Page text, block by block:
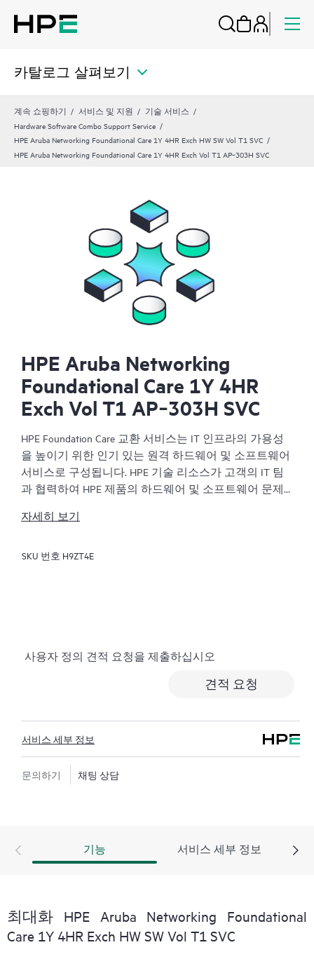
카탈로그 살펴보기
계속 쇼핑하기 서비스 및 지원
기술 서비스
Hardware Software Combo Support Service
HPE Aruba Networking Foundational Care 1Y 4HR Exch HW SW Vol T1 SVC
HPE Aruba Networking Foundational Care 1Y 4HR Exch Vol T1 AP‑303H SVC
HPE Aruba Networking
Foundational Care 1Y 4HR
Exch Vol T1 AP‑303H SVC
HPE Foundation Care 교환 서비스는 IT 인프라의 가용성
을 높이기 위한 인기 있는 원격 하드웨어 및 소프트웨어
서비스로 구성됩니다. HPE 기술 리소스가 고객의 IT 팀
과 협력하여 HPE 제품의 하드웨어 및 소프트웨어 문제
이고 빠른 교환 서비스를 제공합니다. 특히 쉽게 배송할
하드웨어 교환 서비스에서는 지정된 기간 내에 고객이
제공합니다. 교체 제품 또는 부품은 신제품이거나 신제
HPE 네트워킹 제품을 위한 소프트웨어 제품의 경우 원
격 기술 지원과 소프트웨어 업데이트 및 패치에 대한 액
세스를 제공합니다. 고객은 소프트웨어 및 참조 설명서
또한 HPE Foundation Care 교환 서비스에서는 관련 제품
및 지원 정보에 대한 온라인 액세스도 제공하므로, 고객
자세히 보기
SKU 번호 H9ZT4E
사용자 정의 견적 요청을 제출하십시오
견적 요청
서비스 세부 정보
문의하기 채팅 상담
기능 서비스 세부 정보
최대화 HPE Aruba Networking Foundational
Care 1Y 4HR Exch HW SW Vol T1 SVC